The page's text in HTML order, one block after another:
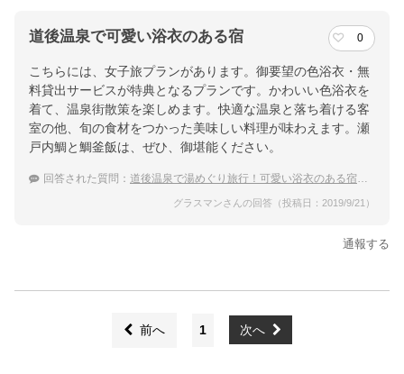
道後温泉で可愛い浴衣のある宿 0
こちらには、女子旅プランがあります。御要望の色浴衣・無
料貸出サービスが特典となるプランです。かわいい色浴衣を
着て、温泉街散策を楽しめます。快適な温泉と落ち着ける客
室の他、旬の食材をつかった美味しい料理が味わえます。瀬
戸内鯛と鯛釜飯は、ぜひ、御堪能ください。
回答された質問： 道後温泉で湯めぐり旅行！可愛い浴衣のある宿を教えて！
グラスマンさんの回答（投稿日：2019/9/21）
通報する
前へ 1 次へ